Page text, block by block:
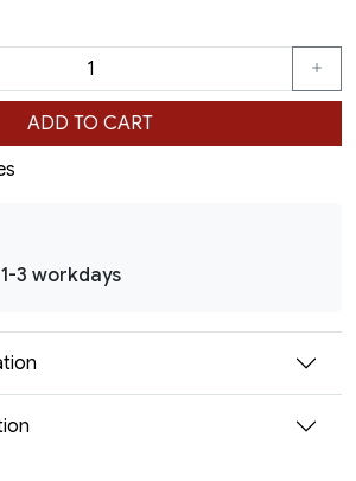
ADD TO CART
3 workdays